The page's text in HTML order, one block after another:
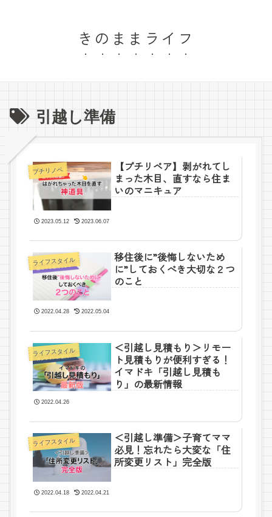
きのままライフ
引越し準備
プチリノベ
【プチリペア】剥がれてし
まった木目、直すなら住ま
いのマニキュア
2023.05.12 2023.06.07
ライフスタイル
移住後に”後悔しないため
に”しておくべき大切な２つ
のこと
2022.04.28 2022.05.04
ライフスタイル
＜引越し見積もり＞リモー
ト見積もりが便利すぎる！
イマドキ「引越し見積も
り」の最新情報
2022.04.26
ライフスタイル
＜引越し準備＞子育てママ
必見！忘れたら大変な「住
所変更リスト」完全版
2022.04.18 2022.04.21